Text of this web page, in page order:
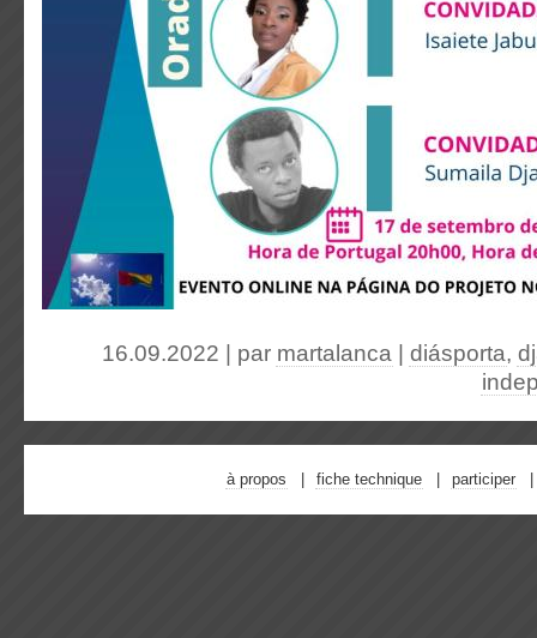
16.09.2022 | par martalanca diásporta,
à propos fiche technique participer